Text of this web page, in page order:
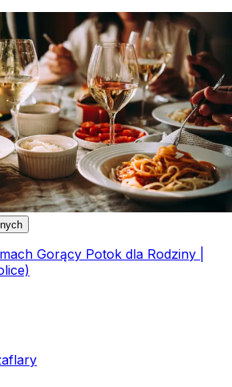
Gorący Potok dla Rodziny |